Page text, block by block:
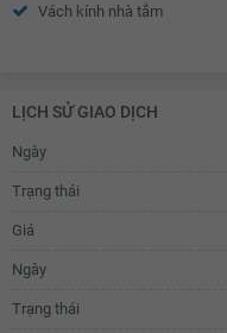
Vách kính nhà tắm
LỊCH SỬ GIAO DỊCH
Ngày
Trạng thái
Giá
Ngày
Trạng thái